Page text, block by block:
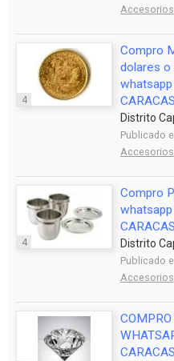
Accesorios
4
Compro
dolares o
Distrito
Publicado
Accesorios
4
Compro
Distrito
Publicado
Accesorios
CARACAS